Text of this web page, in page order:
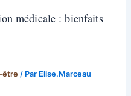
médicale : bienfaits
être / Par Elise.Marceau